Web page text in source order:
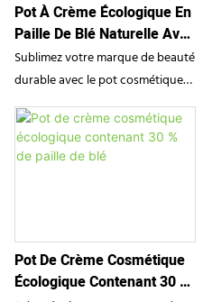
Pot À Crème Écologique En
Paille De Blé Naturelle Avec
Doublure Blanche
Sublimez votre marque de beauté
durable avec le pot cosmétique
écologique SampoX en paille de
blé. Fabriqué à partir d'un
mélange innovant composé à 30
blanche sécurisée et d'une
finition mouchetée naturelle,
alliant harmonieusement
Pot De Crème Cosmétique
Écologique Contenant 30 %